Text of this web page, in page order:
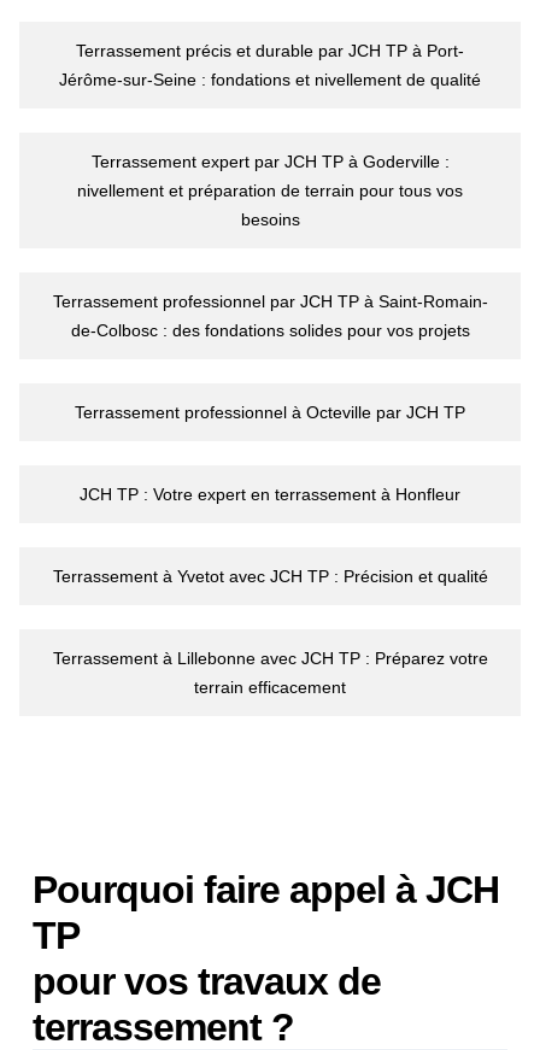
Terrassement précis et durable par JCH TP à Port-
Jérôme-sur-Seine : fondations et nivellement de qualité
Terrassement expert par JCH TP à Goderville :
nivellement et préparation de terrain pour tous vos
besoins
Terrassement professionnel par JCH TP à Saint-Romain-
de-Colbosc : des fondations solides pour vos projets
Terrassement professionnel à Octeville par JCH TP
JCH TP : Votre expert en terrassement à Honfleur
Terrassement à Yvetot avec JCH TP : Précision et qualité
Terrassement à Lillebonne avec JCH TP : Préparez votre
terrain efficacement
Pourquoi faire appel à JCH
TP
pour vos travaux de
terrassement ?